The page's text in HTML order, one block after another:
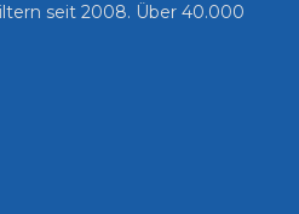
seit 2008. Über 40.000